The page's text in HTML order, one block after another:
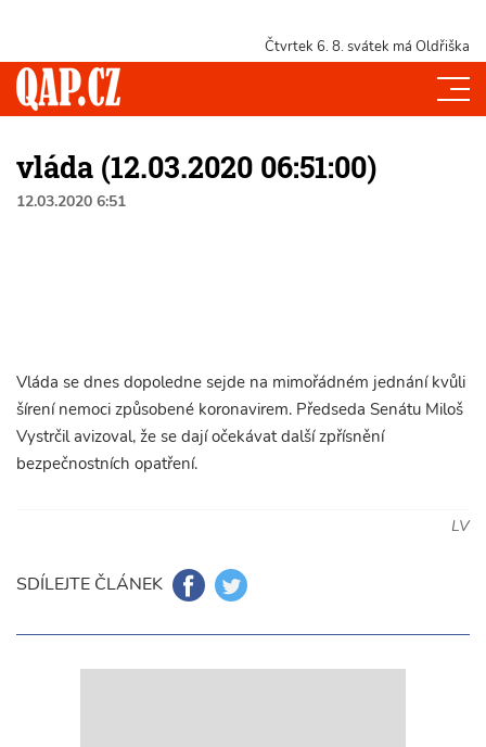
Čtvrtek 6. 8. svátek má Oldřiška
vláda (12.03.2020 06:51:00)
12.03.2020 6:51
Vláda se dnes dopoledne sejde na mimořádném jednání kvůli
šírení nemoci způsobené koronavirem. Předseda Senátu Miloš
Vystrčil avizoval, že se dají očekávat další zpřísnění
bezpečnostních opatření.
LV
SDÍLEJTE ČLÁNEK